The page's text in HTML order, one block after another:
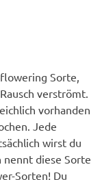
Sorte,
verströmt.
vorhanden
Jede
wirst du
nennt diese Sorte
Sorten! Du